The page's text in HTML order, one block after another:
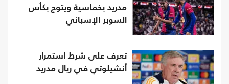
مدريد بخماسية ويتوج بكأس
السوبر الإسباني
تعرف على شرط استمرار
أنشيلوتي في ريال مدريد